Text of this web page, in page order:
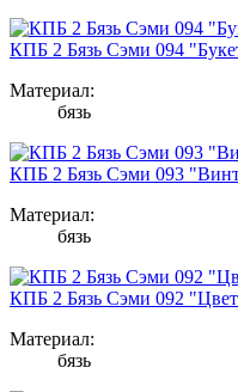
КПБ 2 Бязь Сэми 094
Материал:
бязь
КПБ 2 Бязь Сэми 093
Материал:
бязь
КПБ 2 Бязь Сэми 092
Материал:
бязь